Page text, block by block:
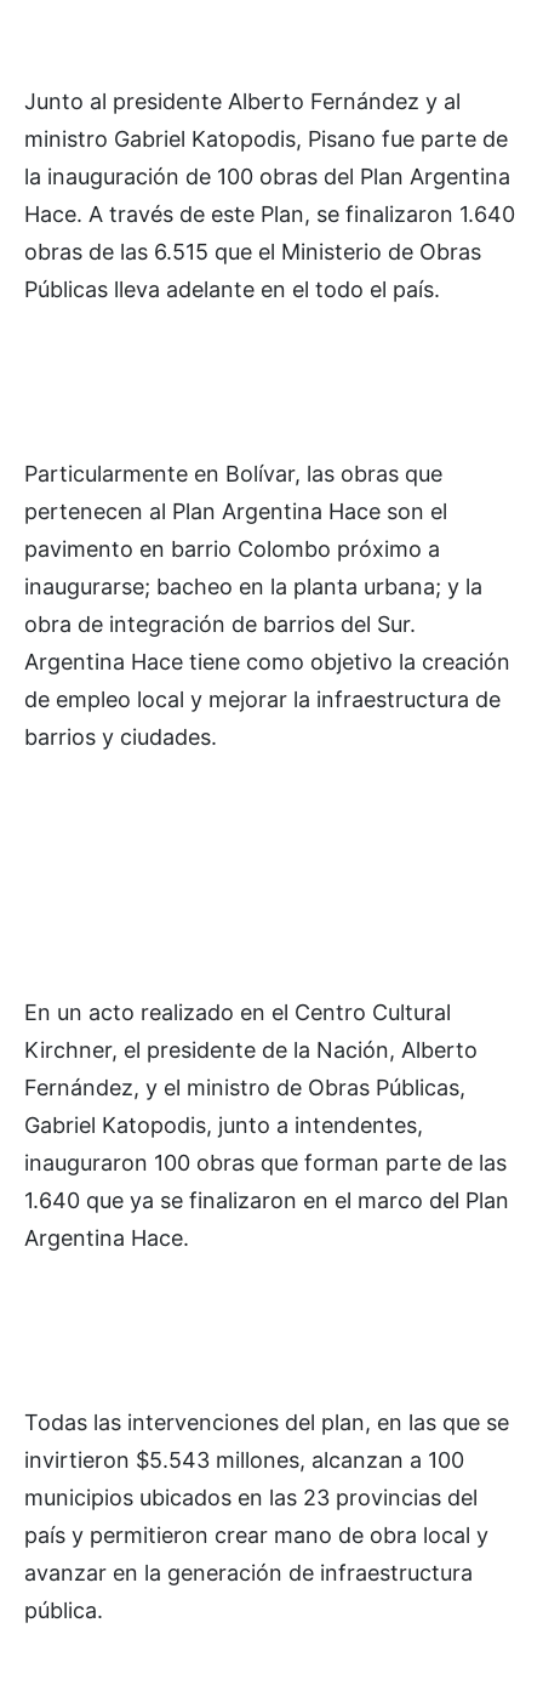
Junto al presidente Alberto Fernández y al
ministro Gabriel Katopodis, Pisano fue parte de
la inauguración de 100 obras del Plan Argentina
Hace. A través de este Plan, se finalizaron 1.640
obras de las 6.515 que el Ministerio de Obras
Públicas lleva adelante en el todo el país.
Particularmente en Bolívar, las obras que
pertenecen al Plan Argentina Hace son el
pavimento en barrio Colombo próximo a
inaugurarse; bacheo en la planta urbana; y la
obra de integración de barrios del Sur.
Argentina Hace tiene como objetivo la creación
de empleo local y mejorar la infraestructura de
barrios y ciudades.
En un acto realizado en el Centro Cultural
Kirchner, el presidente de la Nación, Alberto
Fernández, y el ministro de Obras Públicas,
Gabriel Katopodis, junto a intendentes,
inauguraron 100 obras que forman parte de las
1.640 que ya se finalizaron en el marco del Plan
Argentina Hace.
Todas las intervenciones del plan, en las que se
invirtieron $5.543 millones, alcanzan a 100
municipios ubicados en las 23 provincias del
país y permitieron crear mano de obra local y
avanzar en la generación de infraestructura
pública.